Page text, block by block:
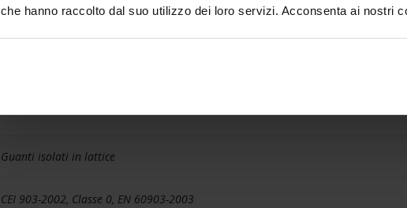
che hanno raccolto dal suo utilizzo dei loro servizi. Acconsenta ai nostri
Guanti isolati in lattice
CEI 903-2002, Classe 0, EN 60903-2003